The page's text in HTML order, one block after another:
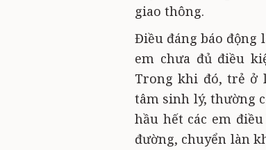
giao thông.
Điều đáng báo động
em chưa đủ điều
Trong khi đó, trẻ ở
tâm sinh lý, thường
hầu hết các em
đường, chuyển làn